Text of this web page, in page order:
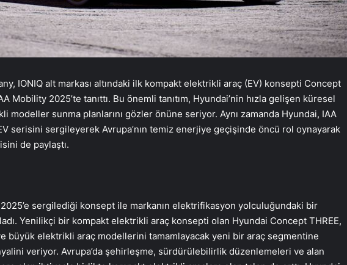
IONIQ alt markası altındaki ilk kompakt elektrikli araç (EV) konsepti Concept
Mobility 2025’te tanıttı. Bu önemli tanıtım, Hyundai’nin hızla gelişen küresel
modeller sunma planlarını gözler önüne seriyor. Aynı zamanda Hyundai, IAA
serisini sergileyerek Avrupa’nın temiz enerjiye geçişinde öncü rol oynayarak
de paylaştı.
sergilediği konsept ile markanın elektrifikasyon yolculuğundaki bir
Yenilikçi bir kompakt elektrikli araç konsepti olan Hyundai Concept THREE,
büyük elektrikli araç modellerini tamamlayacak yeni bir araç segmentine
veriyor. Avrupa’da şehirleşme, sürdürülebilirlik düzenlemeleri ve alan